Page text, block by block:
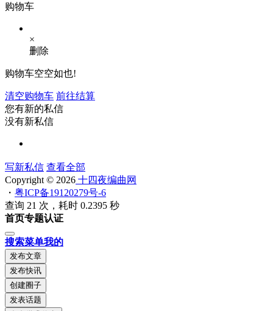
购物车
×
删除
购物车空空如也!
清空购物车 前往结算
您有新的私信
没有新私信
写新私信 查看全部
Copyright © 2026 十四夜编曲网
・ 粤ICP备19120279号-6
查询 21 次，耗时 0.2395 秒
首页专题认证
搜索菜单我的
发布文章
发布快讯
创建圈子
发表话题